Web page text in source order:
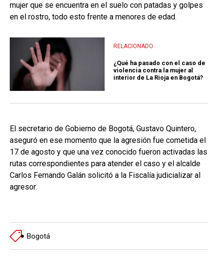
mujer que se encuentra en el suelo con patadas y golpes
en el rostro, todo esto frente a menores de edad.
RELACIONADO
¿Qué ha pasado con el caso de
violencia contra la mujer al
interior de La Rioja en Bogotá?
El secretario de Gobierno de Bogotá, Gustavo Quintero,
aseguró en ese momento que la agresión fue cometida el
17 de agosto y que una vez conocido fueron activadas las
rutas correspondientes para atender el caso y el alcalde
Carlos Fernando Galán solicitó a la Fiscalía judicializar al
agresor.
Bogotá